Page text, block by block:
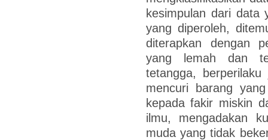
kesimpulan dari data
yang diperoleh,
diterapkan dengan
yang lemah dan
tetangga,
mencuri barang
kepada fakir miskin
ilmu, mengadakan
muda yang tidak